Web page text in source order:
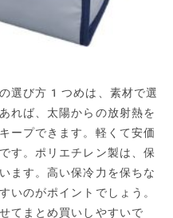
選び方1つめは、素材で選
れば、太陽からの放射熱を
ープできます。軽くて安価
す。ポリエチレン製は、保
ます。高い保冷力を保ちな
いのがポイントでしょう。
てまとめ買いしやすいで